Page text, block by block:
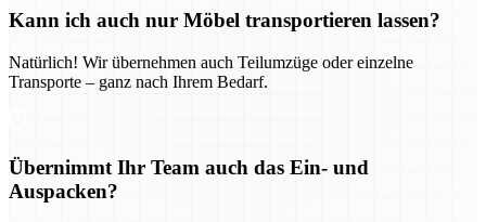
Kann ich auch nur Möbel transportieren lassen?
Natürlich! Wir übernehmen auch Teilumzüge oder einzelne
Transporte – ganz nach Ihrem Bedarf.
Übernimmt Ihr Team auch das Ein- und
Auspacken?